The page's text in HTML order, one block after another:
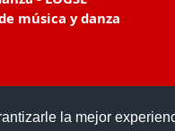
la mejor
música y danza